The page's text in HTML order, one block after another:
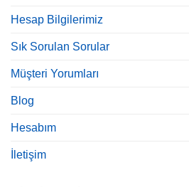
Hesap Bilgilerimiz
Sık Sorulan Sorular
Müşteri Yorumları
Blog
Hesabım
İletişim